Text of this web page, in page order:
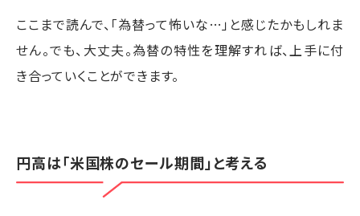
ここまで読んで、「為替って怖いな…」と感じたかもしれま
せん。でも、大丈夫。為替の特性を理解すれば、上手に付
き合っていくことができます。
円高は「米国株のセール期間」と考える